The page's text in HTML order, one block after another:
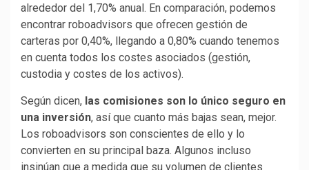
alrededor del 1,70% anual. En comparación, podemos
encontrar roboadvisors que ofrecen gestión de
carteras por 0,40%, llegando a 0,80% cuando tenemos
en cuenta todos los costes asociados (gestión,
custodia y costes de los activos).
Según dicen, las comisiones son lo único seguro en
una inversión, así que cuanto más bajas sean, mejor.
Los roboadvisors son conscientes de ello y lo
convierten en su principal baza. Algunos incluso
insinúan que a medida que su volumen de clientes